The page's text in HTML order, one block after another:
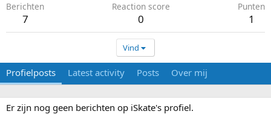
Berichten
7
Reaction score
0
Punten
1
Vind
Profielposts Latest activity Posts Over mij
Er zijn nog geen berichten op iSkate's profiel.